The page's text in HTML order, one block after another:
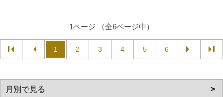
1ページ （全6ページ中）
1 2 3 4 5 6